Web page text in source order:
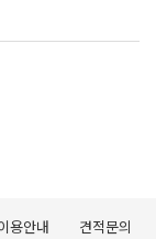
용안내 견적문의